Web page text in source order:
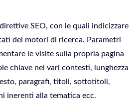
SEO, con le quali indicizzare
dei motori di ricerca. Parametri
le visite sulla propria pagina
chiave nei vari contesti, lunghezza
paragrafi, titoli, sottotitoli,
inerenti alla tematica ecc.